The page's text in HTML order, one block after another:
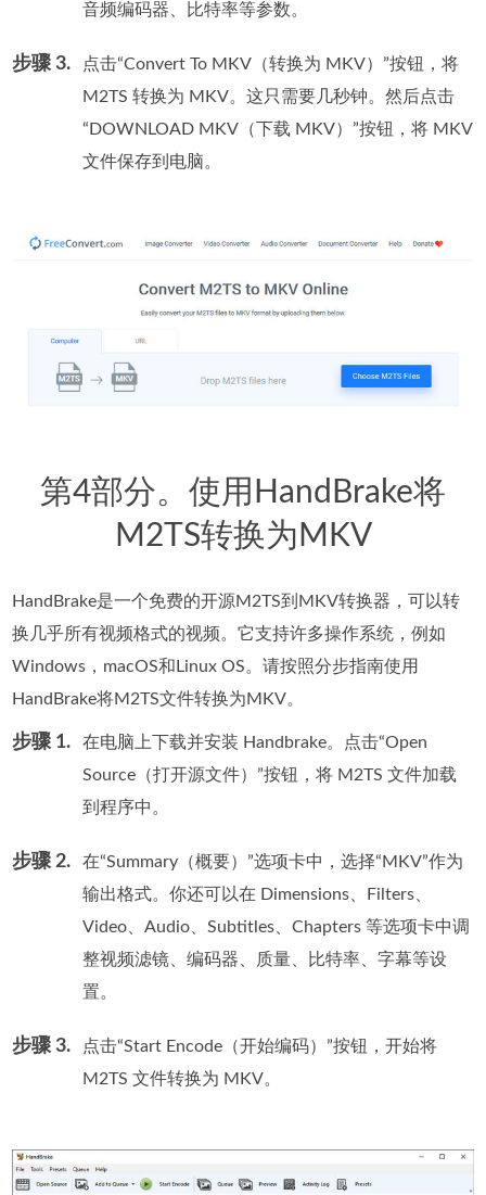
音频编码器、比特率等参数。
步骤 3.
点击“Convert To MKV（转换为 MKV）”按钮，将
M2TS 转换为 MKV。这只需要几秒钟。然后点击
“DOWNLOAD MKV（下载 MKV）”按钮，将 MKV
文件保存到电脑。
第4部分。使用HandBrake将
M2TS转换为MKV
HandBrake是一个免费的开源M2TS到MKV转换器，可以转
换几乎所有视频格式的视频。它支持许多操作系统，例如
Windows，macOS和Linux OS。请按照分步指南使用
HandBrake将M2TS文件转换为MKV。
步骤 1.
在电脑上下载并安装 Handbrake。点击“Open
Source（打开源文件）”按钮，将 M2TS 文件加载
到程序中。
步骤 2.
在“Summary（概要）”选项卡中，选择“MKV”作为
输出格式。你还可以在 Dimensions、Filters、
Video、Audio、Subtitles、Chapters 等选项卡中调
整视频滤镜、编码器、质量、比特率、字幕等设
置。
步骤 3.
点击“Start Encode（开始编码）”按钮，开始将
M2TS 文件转换为 MKV。